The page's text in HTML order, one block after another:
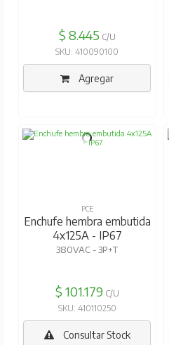
$ 8.445 C/U
SKU: 410090100
Agregar
PCE
Enchufe hembra embutida
4x125A - IP67
380VAC - 3P+T
$ 101.179 C/U
SKU: 410110250
Consultar Stock